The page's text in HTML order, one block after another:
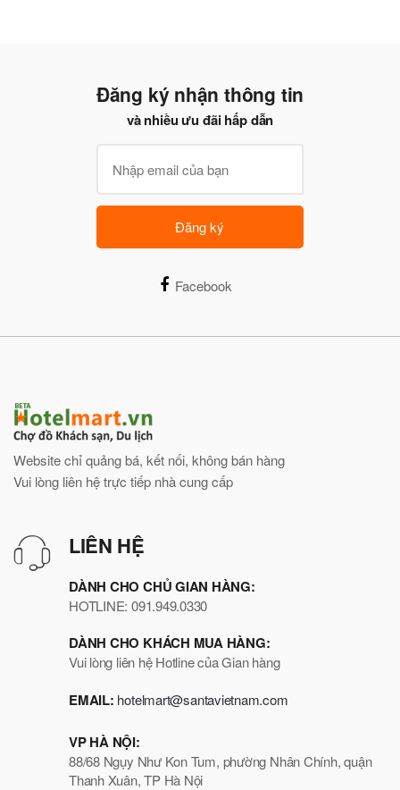
Đăng ký nhận thông tin
và nhiều ưu đãi hấp dẫn
Đăng ký
Facebook
Website chỉ quảng bá, kết nối, không bán hàng
Vui lòng liên hệ trực tiếp nhà cung cấp
LIÊN HỆ
DÀNH CHO CHỦ GIAN HÀNG:
HOTLINE: 091.949.0330
DÀNH CHO KHÁCH MUA HÀNG:
Vui lòng liên hệ Hotline của Gian hàng
EMAIL: hotelmart@santavietnam.com
VP HÀ NỘI:
88/68 Ngụy Như Kon Tum, phường Nhân Chính, quận
Thanh Xuân, TP Hà Nội